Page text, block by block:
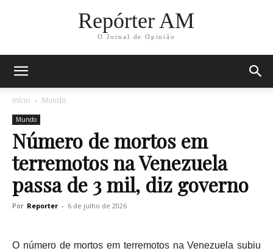
Repórter AM
O Jornal de Opinião
Início Mundo
Mundo
Número de mortos em
terremotos na Venezuela
passa de 3 mil, diz governo
Por Reporter - 6 de julho de 2026
O número de mortos em terremotos na Venezuela subiu